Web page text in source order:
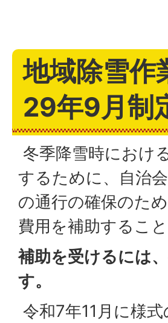
地域除雪作
29年9月制
冬季降雪時におけ
するために、自治
の通行の確保のた
費用を補助するこ
補助を受けるには
す。
令和7年11月に様